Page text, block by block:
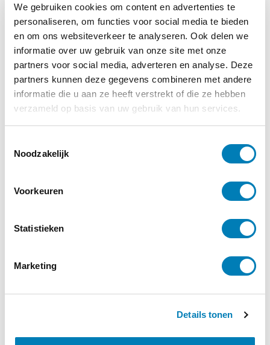
We gebruiken cookies om content en advertenties te
personaliseren, om functies voor social media te bieden
en om ons websiteverkeer te analyseren. Ook delen we
informatie over uw gebruik van onze site met onze
partners voor social media, adverteren en analyse. Deze
partners kunnen deze gegevens combineren met andere
informatie die u aan ze heeft verstrekt of die ze hebben
verzameld op basis van uw gebruik van hun services.
Noodzakelijk
Voorkeuren
Statistieken
Marketing
Details tonen
Ander interessant nieuws
Categorie:Taal / TOS
Interview, Taal / TOS